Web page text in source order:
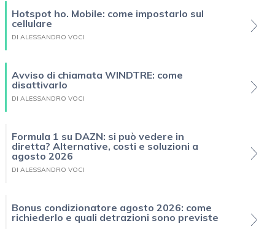
Hotspot ho. Mobile: come impostarlo sul
cellulare
DI ALESSANDRO VOCI
Avviso di chiamata WINDTRE: come
disattivarlo
DI ALESSANDRO VOCI
Formula 1 su DAZN: si può vedere in
diretta? Alternative, costi e soluzioni a
agosto 2026
DI ALESSANDRO VOCI
Bonus condizionatore agosto 2026: come
richiederlo e quali detrazioni sono previste